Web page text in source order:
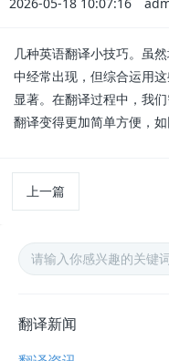
2026-05-18 10:07:16
几种英语翻译小技巧。虽
中经常出现，但综合运用
显著。在翻译过程中，我
翻译变得更加简单方便，
上一篇
翻译新闻